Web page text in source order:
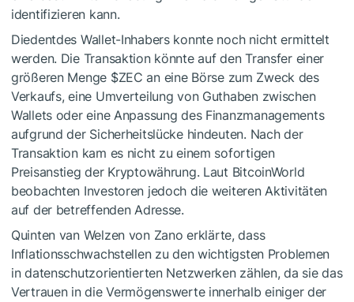
identifizieren kann.
Diedentdes Wallet-Inhabers konnte noch nicht ermittelt
werden. Die Transaktion könnte auf den Transfer einer
größeren Menge $ZEC an eine Börse zum Zweck des
Verkaufs, eine Umverteilung von Guthaben zwischen
Wallets oder eine Anpassung des Finanzmanagements
aufgrund der Sicherheitslücke hindeuten. Nach der
Transaktion kam es nicht zu einem sofortigen
Preisanstieg der Kryptowährung. Laut BitcoinWorld
beobachten Investoren jedoch die weiteren Aktivitäten
auf der betreffenden Adresse.
Quinten van Welzenvon Zano erklärte, dass
Inflationsschwachstellen zu den wichtigsten Problemen
in datenschutzorientierten Netzwerken zählen, da sie das
Vertrauen in die Vermögenswerte innerhalb einiger der